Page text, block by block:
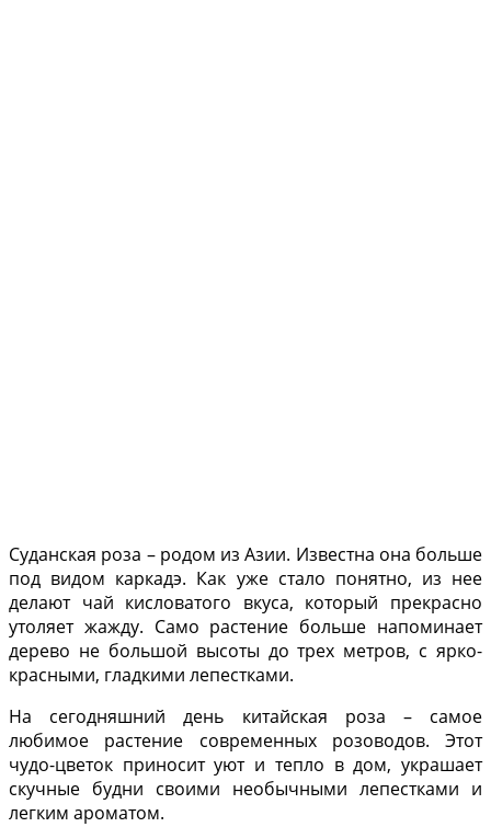
Суданская роза – родом из Азии. Известна она больше
под видом каркадэ. Как уже стало понятно, из нее
делают чай кисловатого вкуса, который прекрасно
утоляет жажду. Само растение больше напоминает
дерево не большой высоты до трех метров, с ярко-
красными, гладкими лепестками.
На сегодняшний день китайская роза – самое
любимое растение современных розоводов. Этот
чудо-цветок приносит уют и тепло в дом, украшает
скучные будни своими необычными лепестками и
легким ароматом.